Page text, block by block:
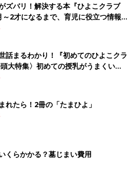
ズバリ！解決する本『ひよこクラブ
2才になるまで、育児に役立つ情報が
話まるわかり！『初めてのひよこクラ
大特集〉初めての授乳がうまくい
ミルクの基本と夏のトラブル 解決テ
れたら！2冊の「たまひよ」
くらかかる？墓じまい費用